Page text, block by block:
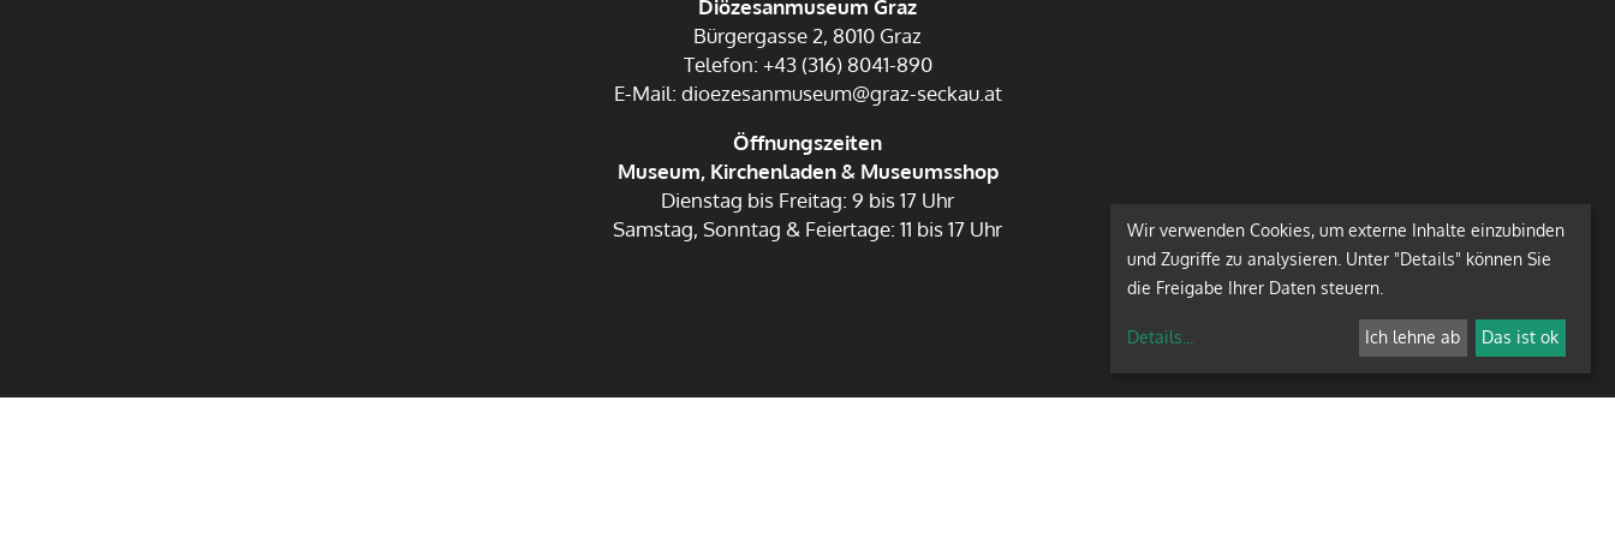
Diözesanmuseum Graz
Bürgergasse 2, 8010 Graz
Telefon: +43 (316) 8041-890
E-Mail: dioezesanmuseum@graz-seckau.at
Öffnungszeiten
Museum, Kirchenladen & Museumsshop
Dienstag bis Freitag: 9 bis 17 Uhr
Samstag, Sonntag & Feiertage: 11 bis 17 Uhr
Wir verwenden Cookies, um externe Inhalte einzubinden
und Zugriffe zu analysieren. Unter "Details" können Sie
die Freigabe Ihrer Daten steuern.
Details... Ich lehne ab Das ist ok